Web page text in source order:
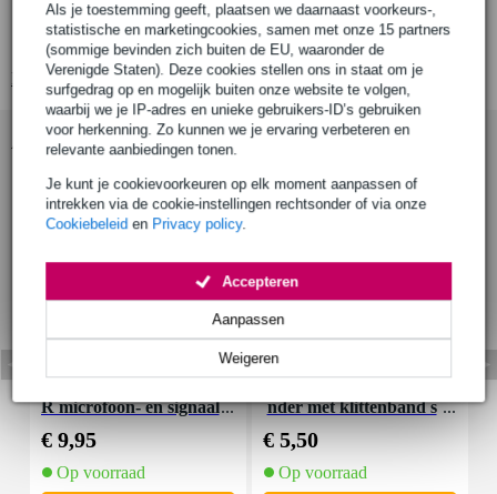
Als je toestemming geeft, plaatsen we daarnaast voorkeurs-,
statistische en marketingcookies, samen met onze 15 partners
(sommige bevinden zich buiten de EU, waaronder de
Verenigde Staten). Deze cookies stellen ons in staat om je
surfgedrag op en mogelijk buiten onze website te volgen,
waarbij we je IP-adres en unieke gebruikers-ID’s gebruiken
voor herkenning. Zo kunnen we je ervaring verbeteren en
relevante aanbiedingen tonen.
Je kunt je cookievoorkeuren op elk moment aanpassen of
intrekken via de cookie-instellingen rechtsonder of via onze
Cookiebeleid en Privacy policy.
Weigeren
Aanpassen
Accepteren
rms vermogen: 50 W
piekvermogen: 80 W
Bekijk alle productspecificaties
Accessoires (7)
R microfoon- en signaal
€ 9,95
Op voorraad
nder met klittenband s
€ 5,50
Op voorraad